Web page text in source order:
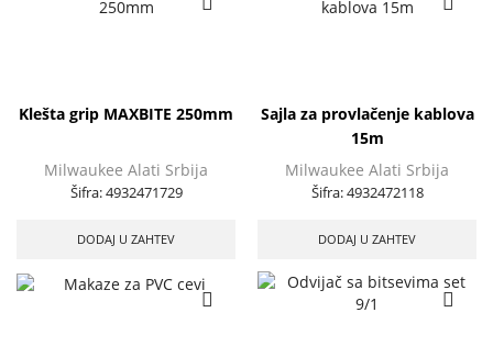
Klešta grip MAXBITE 250mm
Milwaukee Alati Srbija
Šifra:4932471729
DODAJ U ZAHTEV
Sajla za provlačenje kablova
15m
Milwaukee Alati Srbija
Šifra:4932472118
DODAJ U ZAHTEV